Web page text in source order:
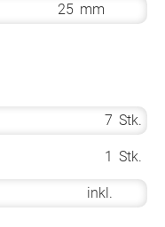
25 mm
7 Stk.
1 Stk.
inkl.